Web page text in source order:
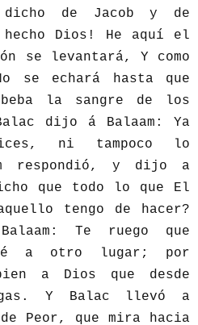
dicho de Jacob y de
Dios! He aquí el
se levantará, Y como
se echará hasta que
la sangre de los
dijo á Balaam: Ya
ni tampoco lo
respondió, y dijo a
que todo lo que El
tengo de hacer?
Te ruego que
a otro lugar; por
a Dios que desde
Y Balac llevó a
Peor, que mira hacia